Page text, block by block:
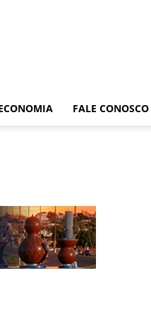
FALE CONOSCO